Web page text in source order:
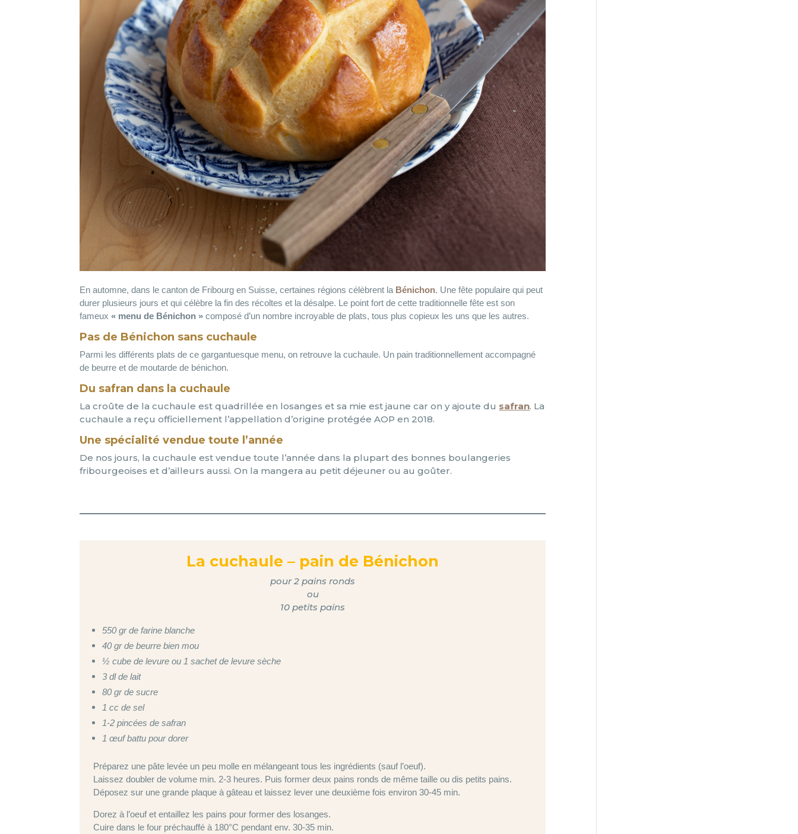
En automne, dans le canton de Fribourg en Suisse, certaines régions célèbrent la Bénichon. Une fête populaire qui peut
durer plusieurs jours et qui célèbre la fin des récoltes et la désalpe. Le point fort de cette traditionnelle fête est son
fameux« menu de Bénichon » composé d’un nombre incroyable de plats, tous plus copieux les uns que les autres.
Pas de Bénichon sans cuchaule
Parmi les différents plats de ce gargantuesque menu, on retrouve la cuchaule. Un pain traditionnellement accompagné
de beurre et de moutarde de bénichon.
Du safran dans la cuchaule
La croûte de la cuchaule est quadrillée en losanges et sa mie est jaune car on y ajoute du safran. La
cuchaule a reçu officiellement l’appellation d’origine protégée AOP en 2018.
Une spécialité vendue toute l’année
De nos jours, la cuchaule est vendue toute l’année dans la plupart des bonnes boulangeries
fribourgeoises et d’ailleurs aussi. On la mangera au petit déjeuner ou au goûter.
La cuchaule – pain de Bénichon
pour 2 pains ronds
ou
10 petits pains
550 gr de farine blanche
40 gr de beurre bien mou
½ cube de levure ou 1 sachet de levure sèche
3 dl de lait
80 gr de sucre
1 cc de sel
1-2 pincées de safran
1 œuf battu pour dorer
Préparez une pâte levée un peu molle en mélangeant tous les ingrédients (sauf l’oeuf).
Laissez doubler de volume min. 2-3 heures. Puis former deux pains ronds de même taille ou dis petits pains.
Déposez sur une grande plaque à gâteau et laissez lever une deuxième fois environ 30-45 min.
Dorez à l’oeuf et entaillez les pains pour former des losanges.
Cuire dans le four préchauffé à 180°C pendant env. 30-35 min.